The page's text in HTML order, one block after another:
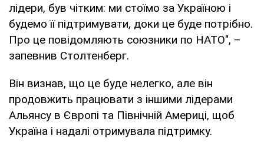
лідери, був чітким: ми стоїмо за Україною і
будемо її підтримувати, доки це буде потрібно.
Про це повідомляють союзники по НАТО", –
запевнив Столтенберг.
Він визнав, що це буде нелегко, але він
продовжить працювати з іншими лідерами
Альянсу в Європі та Північній Америці, щоб
Україна і надалі отримувала підтримку.